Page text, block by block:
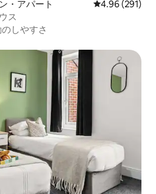
・アパート レビュー291
4.96 (291)
ス
しやすさ